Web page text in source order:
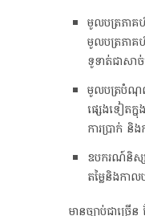
មូល​ប​ត្រ​ភាគ
មូល​ប​ត្រ​ភាគ
ទូទាត់​ជា​សា
មូល​ប​ត្រ​បំណុល​
ផ្សេង​ទៀត​ក្
ការ​ប្រាក់​
ឧបករណ៍​និ​ស្ស​
តម្លៃ​និង​កា
មានច្បាប់​ជា​ច្រ